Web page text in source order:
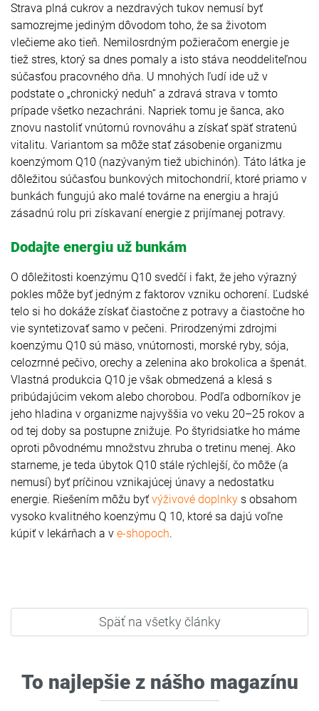
Strava plná cukrov a nezdravých tukov nemusí byť
samozrejme jediným dôvodom toho, že sa životom
vlečieme ako tieň. Nemilosrdným požieračom energie je
tiež stres, ktorý sa dnes pomaly a isto stáva neoddeliteľnou
súčasťou pracovného dňa. U mnohých ľudí ide už v
podstate o „chronický neduh“ a zdravá strava v tomto
prípade všetko nezachráni. Napriek tomu je šanca, ako
znovu nastoliť vnútornú rovnováhu a získať späť stratenú
vitalitu. Variantom sa môže stať zásobenie organizmu
koenzýmom Q10 (nazývaným tiež ubichinón). Táto látka je
dôležitou súčasťou bunkových mitochondrií, ktoré priamo v
bunkách fungujú ako malé továrne na energiu a hrajú
zásadnú rolu pri získavaní energie z prijímanej potravy.
Dodajte energiu už bunkám
O dôležitosti koenzýmu Q10 svedčí i fakt, že jeho výrazný
pokles môže byť jedným z faktorov vzniku ochorení. Ľudské
telo si ho dokáže získať čiastočne z potravy a čiastočne ho
vie syntetizovať samo v pečeni. Prirodzenými zdrojmi
koenzýmu Q10 sú mäso, vnútornosti, morské ryby, sója,
celozrnné pečivo, orechy a zelenina ako brokolica a špenát.
Vlastná produkcia Q10 je však obmedzená a klesá s
pribúdajúcim vekom alebo chorobou. Podľa odborníkov je
jeho hladina v organizme najvyššia vo veku 20–25 rokov a
od tej doby sa postupne znižuje. Po štyridsiatke ho máme
oproti pôvodnému množstvu zhruba o tretinu menej. Ako
starneme, je teda úbytok Q10 stále rýchlejší, čo môže (a
nemusí) byť príčinou vznikajúcej únavy a nedostatku
energie. Riešením môžu byťvýživové doplnky s obsahom
vysoko kvalitného koenzýmu Q 10, ktoré sa dajú voľne
kúpiť v lekárňach a v e-shopoch.
Späť na všetky články
To najlepšie z nášho magazínu